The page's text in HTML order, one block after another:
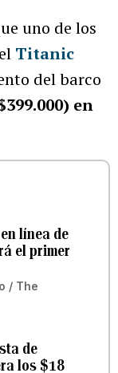
uno de los
Titanic
del barco
en
línea de
el primer
/ The
de
los $18